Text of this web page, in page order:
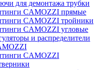
для демонтажа трубки
CAMOZZI прямые
CAMOZZI тройники
CAMOZZI угловые
и распределители
CAMOZZI